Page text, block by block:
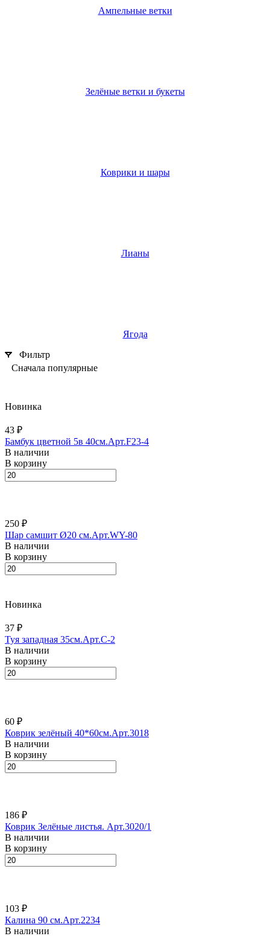
Ампельные ветки
Зелёные ветки и букеты
Коврики и шары
Лианы
Ягода
Фильтр
Сначала популярные
Новинка
43 ₽
Бамбук цветной 5в 40см.Арт.F23-4
В наличии
В корзину
250 ₽
Шар самшит Ø20 см.Арт.WY-80
В наличии
В корзину
Новинка
37 ₽
Туя западная 35см.Арт.С-2
В наличии
В корзину
60 ₽
Коврик зелёный 40*60см.Арт.3018
В наличии
В корзину
186 ₽
Коврик Зелёные листья. Арт.3020/1
В наличии
В корзину
103 ₽
Калина 90 см.Арт.2234
В наличии